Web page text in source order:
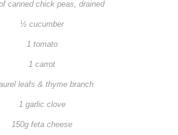
canned chick peas, drained
½ cucumber
1 tomato
1 carrot
leafs & thyme branch
1 garlic clove
150g feta cheese